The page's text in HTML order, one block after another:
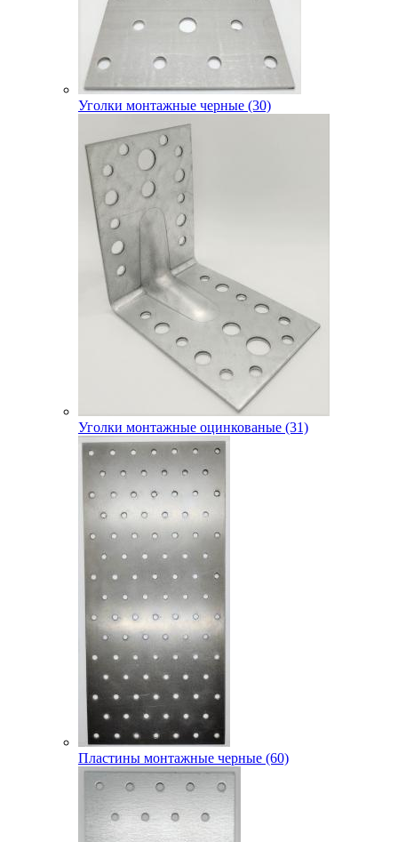
Уголки монтажные черные (30)
Уголки монтажные оцинкованые (31)
Пластины монтажные черные (60)